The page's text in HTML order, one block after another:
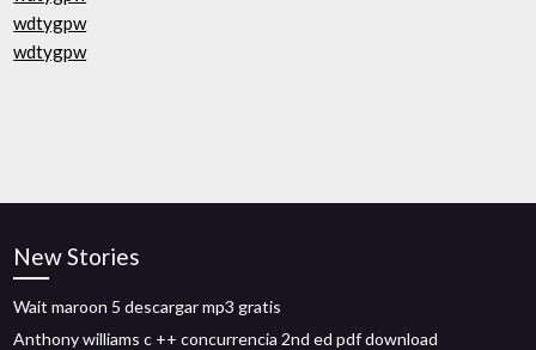
wdtygpw
wdtygpw
New Stories
Wait maroon 5 descargar mp3 gratis
Anthony williams c ++ concurrencia 2nd ed pdf download